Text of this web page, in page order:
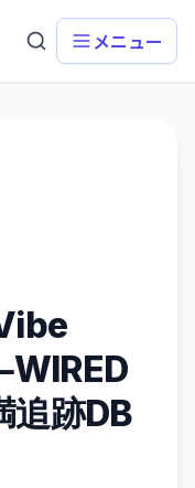
メニュー
追跡DB